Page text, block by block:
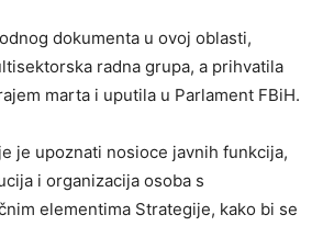
dokumenta u ovoj oblasti,
radna grupa, a prihvatila
marta i uputila u Parlament FBiH.
je upoznati nosioce javnih funkcija,
i organizacija osoba s
elementima Strategije, kako bi se